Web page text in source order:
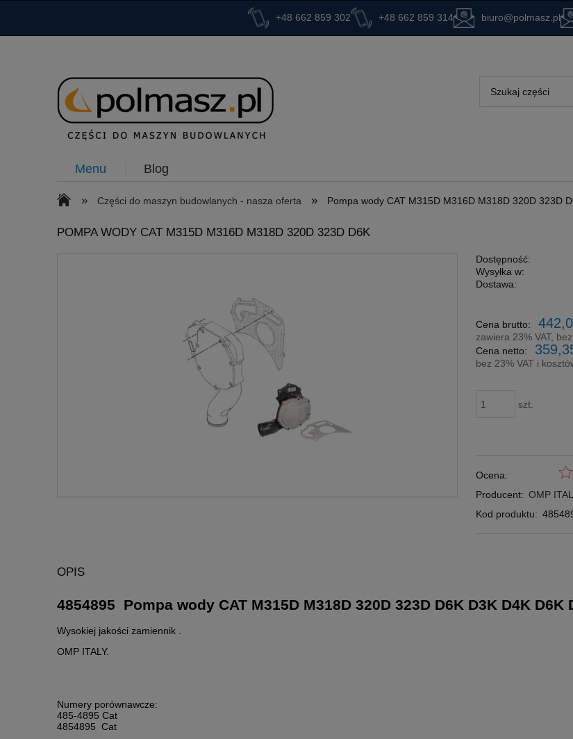
+48 662 859 302 +48 662 859 314 biuro@polmasz.pl
Menu Blog
» Części do maszyn budowlanych - nasza oferta » Pompa wody CAT M315D M316D M318D 320D 323D
POMPA WODY CAT M315D M316D M318D 320D 323D D6K
Dostępność:
Wysyłka w:
Dostawa:
Cena brutto:
zawiera 23% VAT,
Cena netto:
bez 23% VAT i
szt.
Ocena:
Producent: OMP
Kod produktu:
OPIS
4854895 Pompa wody CAT M315D M318D 320D 323D D6K D3K D4K D6K
Wysokiej jakości zamiennik .
OMP ITALY.
Numery porównawcze:
485-4895 Cat
4854895 Cat